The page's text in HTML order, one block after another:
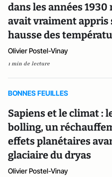
dans les années 1930
avait vraiment appris
hausse des
Olivier Postel-Vinay
1 min de lecture
BONNES FEUILLES
Sapiens et le climat :
bolling, un
effets planétaires
glaciaire du dryas
Olivier Postel-Vinay